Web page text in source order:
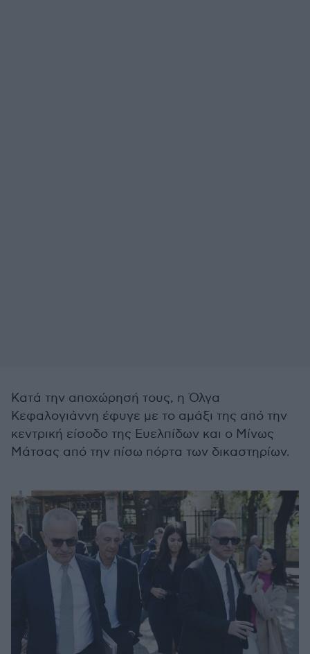
Κατά την αποχώρησή τους, η Όλγα
Κεφαλογιάννη έφυγε με το αμάξι της από την
κεντρική είσοδο της Ευελπίδων και ο Μίνως
Μάτσας από την πίσω πόρτα των δικαστηρίων.